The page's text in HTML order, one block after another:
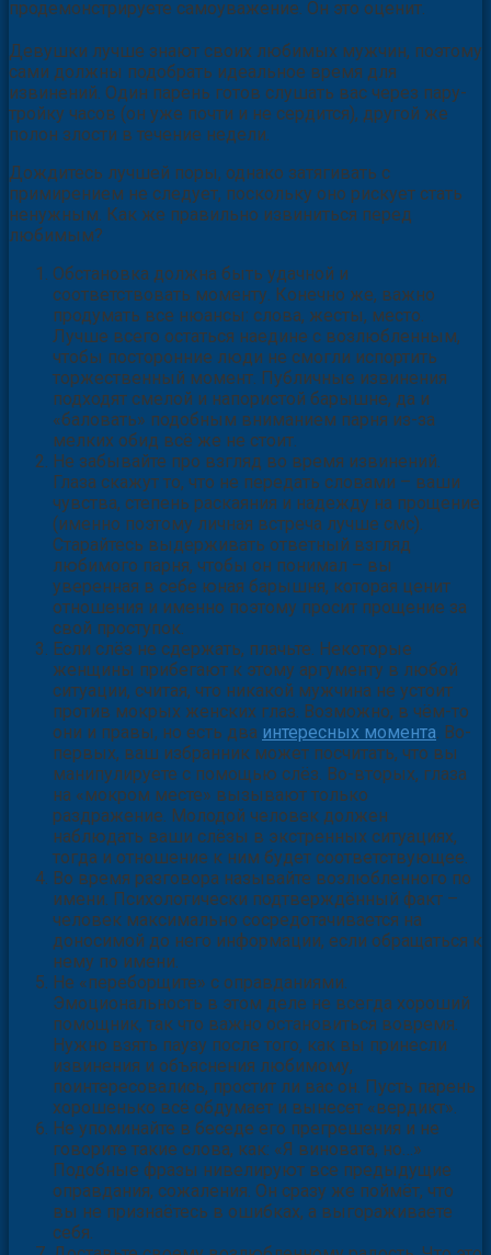
продемонстрируете самоуважение. Он это оценит.
Девушки лучше знают своих любимых мужчин, поэтому
сами должны подобрать идеальное время для
извинений. Один парень готов слушать вас через пару-
тройку часов (он уже почти и не сердится), другой же
полон злости в течение недели.
Дождитесь лучшей поры, однако затягивать с
примирением не следует, поскольку оно рискует стать
ненужным. Как же правильно извиниться перед
любимым?
Обстановка должна быть удачной и
соответствовать моменту. Конечно же, важно
продумать все нюансы: слова, жесты, место.
Лучше всего остаться наедине с возлюбленным,
чтобы посторонние люди не смогли испортить
торжественный момент. Публичные извинения
подходят смелой и напористой барышне, да и
«баловать» подобным вниманием парня из-за
мелких обид всё же не стоит.
Не забывайте про взгляд во время извинений.
Глаза скажут то, что не передать словами – ваши
чувства, степень раскаяния и надежду на прощение
(именно поэтому личная встреча лучше смс).
Старайтесь выдерживать ответный взгляд
любимого парня, чтобы он понимал – вы
уверенная в себе юная барышня, которая ценит
отношения и именно поэтому просит прощение за
свой проступок.
Если слёз не сдержать, плачьте. Некоторые
женщины прибегают к этому аргументу в любой
ситуации, считая, что никакой мужчина не устоит
против мокрых женских глаз. Возможно, в чём-то
они и правы, но есть дваинтересных момента. Во-
первых, ваш избранник может посчитать, что вы
манипулируете с помощью слёз. Во-вторых, глаза
на «мокром месте» вызывают только
раздражение. Молодой человек должен
наблюдать ваши слёзы в экстренных ситуациях,
тогда и отношение к ним будет соответствующее.
Во время разговора называйте возлюбленного по
имени. Психологически подтверждённый факт –
человек максимально сосредотачивается на
доносимой до него информации, если обращаться к
нему по имени.
Не «переборщите» с оправданиями.
Эмоциональность в этом деле не всегда хороший
помощник, так что важно остановиться вовремя.
Нужно взять паузу после того, как вы принесли
извинения и объяснения любимому,
поинтересовались, простит ли вас он. Пусть парень
хорошенько всё обдумает и вынесет «вердикт».
Не упоминайте в беседе его прегрешения и не
говорите такие слова, как: «Я виновата, но…»
Подобные фразы нивелируют все предыдущие
оправдания, сожаления. Он сразу же поймёт, что
вы не признаётесь в ошибках, а выгораживаете
себя.